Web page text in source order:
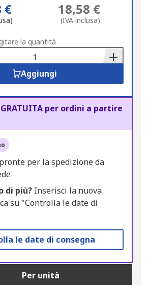
€ 18,58 €
(IVA inclusa)
la quantità
Aggiungi
per ordini a partire
per la spedizione da
di più? Inserisci la nuova
su "Controlla le date di
le date di consegna
Per unità